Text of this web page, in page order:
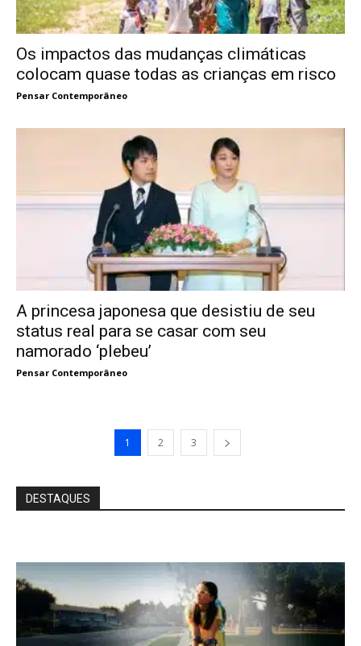
Os impactos das mudanças climáticas
colocam quase todas as crianças em risco
Pensar Contemporâneo
A princesa japonesa que desistiu de seu
status real para se casar com seu
namorado ‘plebeu’
Pensar Contemporâneo
1 2 3
DESTAQUES